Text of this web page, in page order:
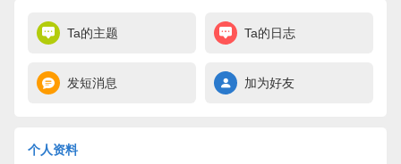
Ta的主题 Ta的日志
发短消息 加为好友
个人资料